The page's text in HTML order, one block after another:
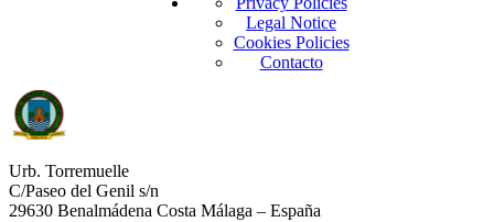
Legal Notice
Cookies Policies
Contacto
Urb. Torremuelle
C/Paseo del Genil s/n
29630 Benalmádena Costa Málaga – España